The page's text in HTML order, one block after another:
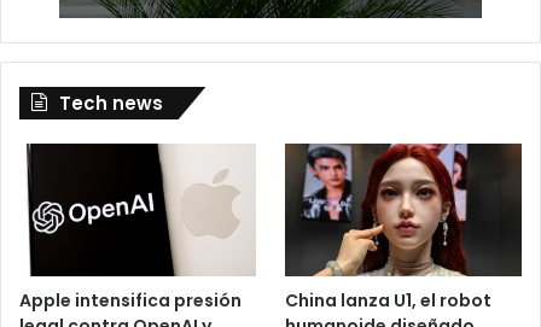
Tech news
Apple intensifica presión
China lanza U1, el robot